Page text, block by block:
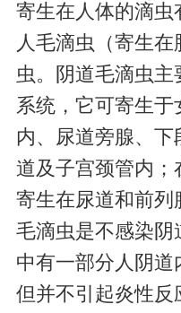
寄生在人体的滴虫
人毛滴虫（寄生
虫。阴道毛滴虫
系统，它可寄生
内、尿道旁腺、下
道及子宫颈管内；
寄生在尿道和前列
毛滴虫是不感染阴
中有一部分人阴道
但并不引起炎性